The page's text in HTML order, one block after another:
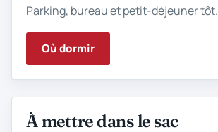
Parking, bureau et petit-déjeuner tôt.
Où dormir
À mettre dans le sac